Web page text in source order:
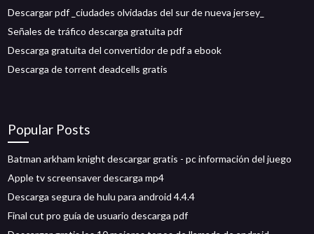
Descargar pdf _ciudades olvidadas del sur de nueva jersey_
Señales de tráfico descarga gratuita pdf
Descarga gratuita del convertidor de pdf a ebook
Descarga de torrent deadcells gratis
Popular Posts
Batman arkham knight descargar gratis - pc información del juego
Apple tv screensaver descarga mp4
Descarga segura de hulu para android 4.4.4
Final cut pro guía de usuario descarga pdf